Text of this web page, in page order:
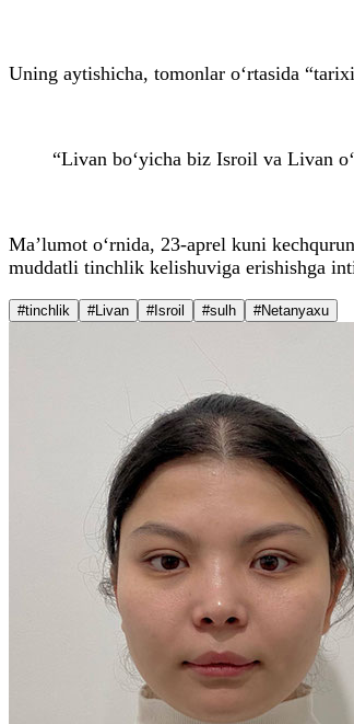
Uning aytishicha, tomonlar o‘rtasida
“Livan bo‘yicha biz Isroil va Livan
Ma’lumot o‘rnida, 23-aprel kuni
muddatli tinchlik kelishuviga erishishga
#tinchlik #Livan #Isroil #sulh #Netanyaxu